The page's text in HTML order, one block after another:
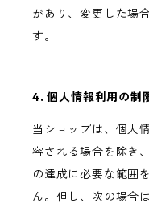
があり、変更した場
す。
4. 個人情報利用の制
当ショップは、個人
容される場合を除き
の達成に必要な範囲
ん。但し、次の場合